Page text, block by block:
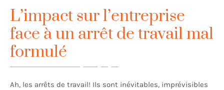
L’impact sur l’entreprise
face à un arrêt de travail mal
formulé
Ah, les arrêts de travail! Ils sont inévitables, imprévisibles